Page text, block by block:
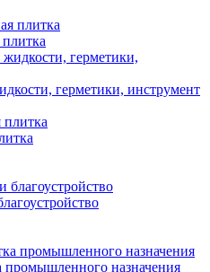
герметики, инструмент
промышленного назначения